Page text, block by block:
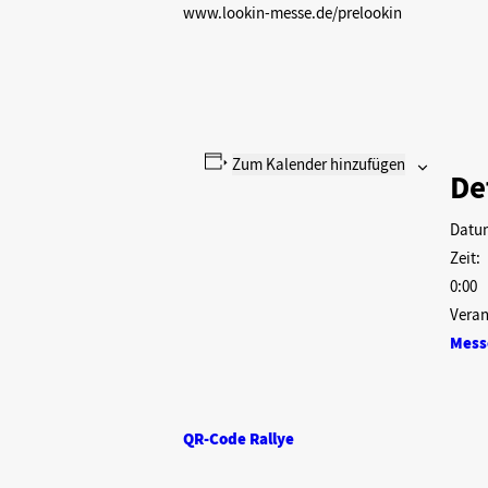
www.lookin-messe.de/prelookin
Zum Kalender hinzufügen
Zeit:
0:00
QR-Code Rallye